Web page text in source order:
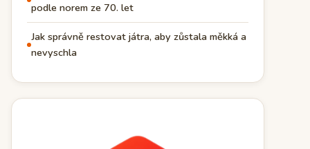
podle norem ze 70. let
Jak správně restovat játra, aby zůstala měkká a
nevyschla